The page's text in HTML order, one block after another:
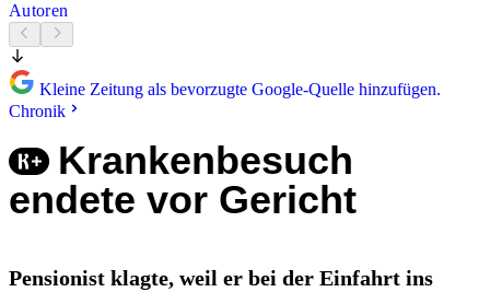
Autoren
Kleine Zeitung als bevorzugte Google-Quelle hinzufügen.
Chronik
Krankenbesuch
endete vor Gericht
Pensionist klagte, weil er bei der Einfahrt ins